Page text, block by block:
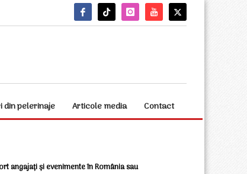
din pelerinaje Articole media Contact
angajați și evenimente în România sau